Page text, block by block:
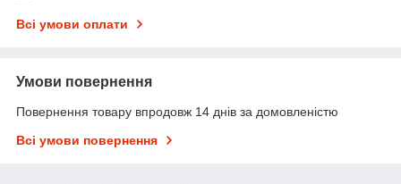
Всі умови оплати
Умови повернення
Повернення товару впродовж 14 днів за домовленістю
Всі умови повернення